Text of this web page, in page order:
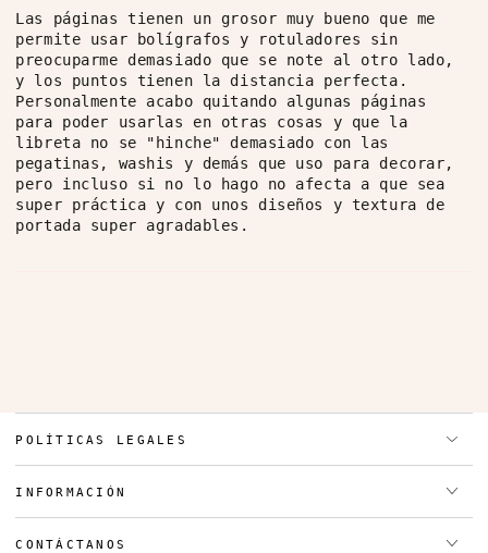
Las páginas tienen un grosor muy bueno que me
permite usar bolígrafos y rotuladores sin
preocuparme demasiado que se note al otro lado,
y los puntos tienen la distancia perfecta.
Personalmente acabo quitando algunas páginas
para poder usarlas en otras cosas y que la
libreta no se "hinche" demasiado con las
pegatinas, washis y demás que uso para decorar,
pero incluso si no lo hago no afecta a que sea
super práctica y con unos diseños y textura de
portada super agradables.
POLÍTICAS LEGALES
INFORMACIÓN
CONTÁCTANOS